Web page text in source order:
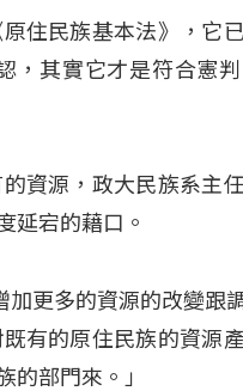
住民族基本法》，它
，其實它才是符合憲
資源，政大民族系主
延宕的藉口。
更多的資源的改變跟
有的原住民族的資源
的部門來。」